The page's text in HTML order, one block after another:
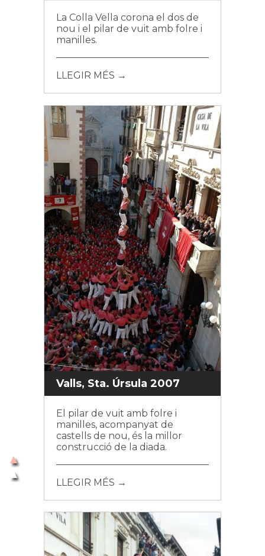
La Colla Vella corona el dos de
nou i el pilar de vuit amb folre i
manilles.
LLEGIR MÉS →
Valls, Sta. Úrsula 2007
El pilar de vuit amb folre i
manilles, acompanyat de
castells de nou, és la millor
construcció de la diada.
LLEGIR MÉS →